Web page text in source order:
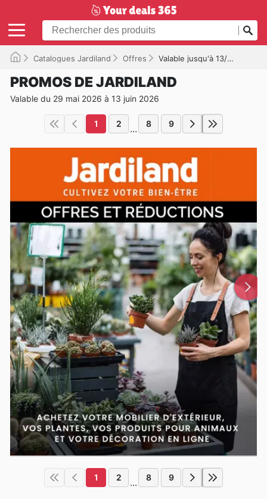
Catalogues Jardiland Offres Valable jusqu'à 13/06/2026
PROMOS DE JARDILAND
Valable du 29 mai 2026 à 13 juin 2026
1 2 ... 8 9
1 2 ... 8 9